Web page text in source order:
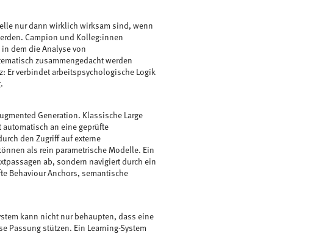
nur dann wirklich wirksam sind, wenn
Campion und Kolleg:innen
dem die Analyse von
zusammengedacht werden
Er verbindet arbeitspsychologische Logik
Generation. Klassische Large
automatisch an eine geprüfte
den Zugriff auf externe
als rein parametrische Modelle. Ein
ab, sondern navigiert durch ein
Behaviour Anchors, semantische
kann nicht nur behaupten, dass eine
Passung stützen. Ein Learning-System